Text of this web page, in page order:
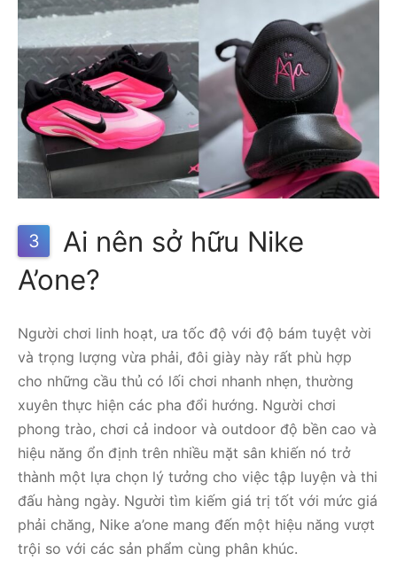
3
Ai nên sở hữu Nike
A’one?
Người chơi linh hoạt, ưa tốc độ với độ bám tuyệt vời
và trọng lượng vừa phải, đôi giày này rất phù hợp
cho những cầu thủ có lối chơi nhanh nhẹn, thường
xuyên thực hiện các pha đổi hướng. Người chơi
phong trào, chơi cả indoor và outdoor độ bền cao và
hiệu năng ổn định trên nhiều mặt sân khiến nó trở
thành một lựa chọn lý tưởng cho việc tập luyện và thi
đấu hàng ngày. Người tìm kiếm giá trị tốt với mức giá
phải chăng, Nike a’one mang đến một hiệu năng vượt
trội so với các sản phẩm cùng phân khúc.